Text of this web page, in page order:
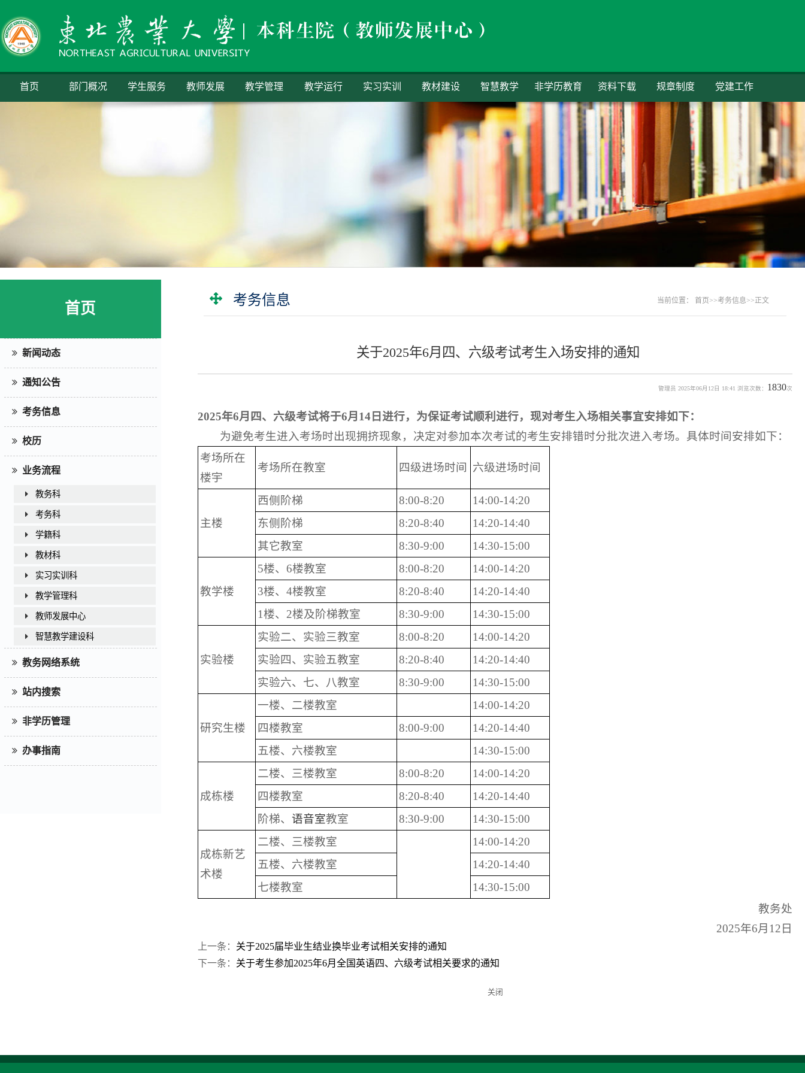
首页 部门概况 学生服务 教师发展 教学管理 教学运行 实习实训 教材建设 智慧教学 非学历教育 资料下载 规章制度 党建工作
首页
新闻动态
通知公告
考务信息
校历
业务流程
教务科
考务科
学籍科
教材科
实习实训科
教学管理科
教师发展中心
智慧教学建设科
教务网络系统
站内搜索
非学历管理
办事指南
考务信息 当前位置： 首页 >>考务信息>>正文
关于2025年6月四、六级考试考生入场安排的通知
管理员 2025年06月12日 18:41 浏览次数： 1830次
2025年6月四、六级考试将于6月14日进行，为保证考试顺利进行，现对考生入场相关事宜安排如下：
为避免考生进入考场时出现拥挤现象，决定对参加本次考试的考生安排错时分批次进入考场。具体时间安排如下：
考场所在
楼宇
考场所在教室 四级进场时间 六级进场时间
主楼
西侧阶梯 8:00-8:20
14:00-14:20
东侧阶梯
8:20-8:40
14:20-14:40
其它教室
8:30-9:00 14:30-15:00
教学楼
5楼、6楼教室 8:00-8:20
14:00-14:20
3楼、4楼教室
8:20-8:40
14:20-14:40
1楼、2楼及阶梯教室
8:30-9:00 14:30-15:00
实验楼
实验二、实验三教室 8:00-8:20
14:00-14:20
实验四、实验五教室
8:20-8:40
14:20-14:40
实验六、七、八教室
8:30-9:00 14:30-15:00
研究生楼
一楼、二楼教室
14:00-14:20
四楼教室
8:00-9:00
14:20-14:40
五楼、六楼教室
14:30-15:00
成栋楼
二楼、三楼教室 8:00-8:20
14:00-14:20
四楼教室
8:20-8:40
14:20-14:40
阶梯、 语音室教室 8:30-9:00 14:30-15:00
成栋新艺
术楼
二楼、三楼教室
14:00-14:20
五楼、六楼教室
14:20-14:40
七楼教室
14:30-15:00
教务处
2025年6月12日
上一条： 关于2025届毕业生结业换毕业考试相关安排的通知
下一条： 关于考生参加2025年6月全国英语四、六级考试相关要求的通知
关闭